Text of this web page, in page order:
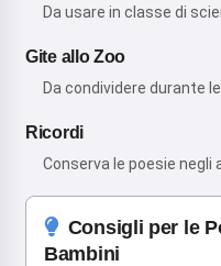
Da usare in classe di
Gite allo Zoo
Da condividere durante
Ricordi
Conserva le poesie negli
Consigli per le
Bambini